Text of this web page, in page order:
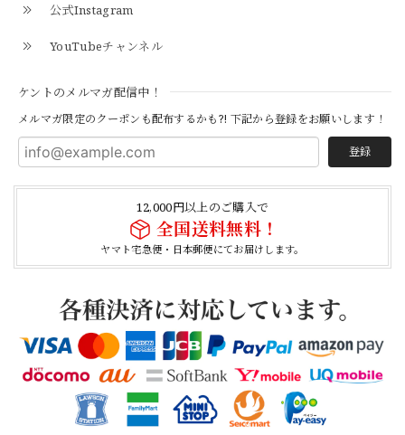
公式Instagram
YouTubeチャンネル
ケントのメルマガ配信中！
メルマガ限定のクーポンも配布するかも?! 下記から登録をお願いします！
登録
12,000円以上のご購入で
全国送料無料！
ヤマト宅急便・日本郵便にてお届けします。
とても早く対応頂きありがとうございました。
2026/04/25
【Cooperstown Ball Cap】Made in USA Baseball Cap "1952 BIRMINGHAM BLACK BARONS" 新品 クーパーズタウンボールキャップ バーミングハムブラックバロンズ 6パネル
BLACK
2026/04/21
NAVY
2026/04/21
【USED】Canadian Army IECS Fleece Pants 実物 カナダ軍 フリースパンツ ユーズド
⑥サイズ
2026/04/17